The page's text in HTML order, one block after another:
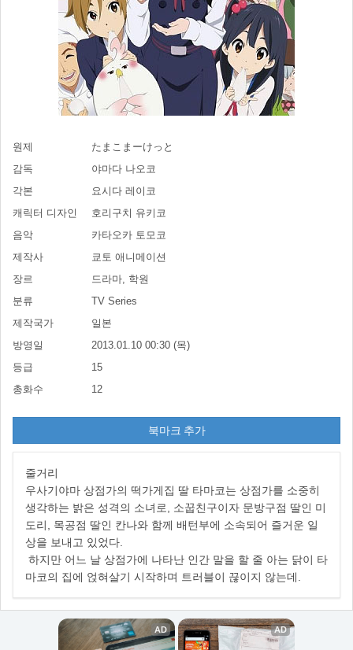
원제
たまこまーけっと
감독
야마다 나오코
각본
요시다 레이코
캐릭터 디자인
호리구치 유키코
음악
카타오카 토모코
제작사
쿄토 애니메이션
장르
드라마, 학원
분류
TV Series
제작국가
일본
방영일
2013.01.10 00:30 (목)
등급
15
총화수
12
북마크 추가
줄거리
우사기야마 상점가의 떡가게집 딸 타마코는 상점가를 소중히
생각하는 밝은 성격의 소녀로, 소꿉친구이자 문방구점 딸인 미
도리, 목공점 딸인 칸나와 함께 배턴부에 소속되어 즐거운 일
상을 보내고 있었다.
하지만 어느 날 상점가에 나타난 인간 말을 할 줄 아는 닭이 타
마코의 집에 얹혀살기 시작하며 트러블이 끊이지 않는데.